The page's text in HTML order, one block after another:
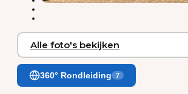
Alle foto's bekijken
360° Rondleiding 7